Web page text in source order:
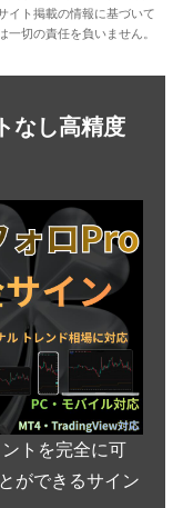
イト掲載の情報に基づいて
切の責任を負いません。
なし高精度
トを完全に可
ができるサイン